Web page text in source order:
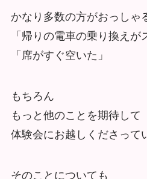
かなり多数の方がおっしゃ
「帰りの電車の乗り換えが
「席がすぐ空いた」
もちろん
もっと他のことを期待して
体験会にお越しくださって
そのことについても